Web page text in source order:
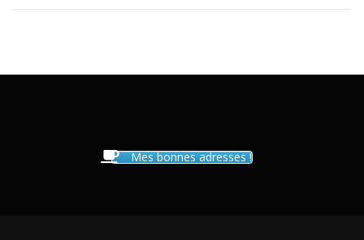
Mes bonnes adresses !